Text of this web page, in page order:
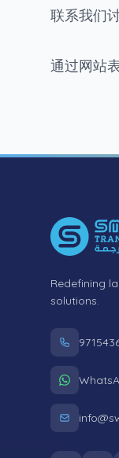
联系我们
通过网站
Redefining
solutions.